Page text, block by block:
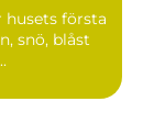
första
snö, blåst